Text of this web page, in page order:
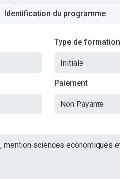
Identification du programme
Type de formation
Paiement